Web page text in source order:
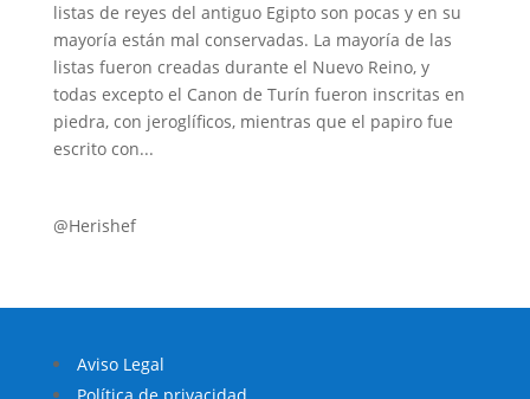
listas de reyes del antiguo Egipto son pocas y en su
mayoría están mal conservadas. La mayoría de las
listas fueron creadas durante el Nuevo Reino, y
todas excepto el Canon de Turín fueron inscritas en
piedra, con jeroglíficos, mientras que el papiro fue
escrito con...
@Herishef
Aviso Legal